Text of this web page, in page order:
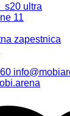
s20 ultra
11
zapestnica